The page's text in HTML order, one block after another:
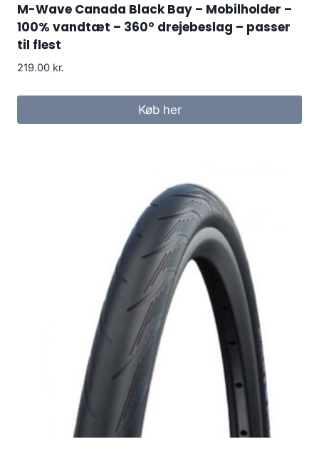
M-Wave Canada Black Bay – Mobilholder –
100% vandtæt – 360° drejebeslag – passer
til flest
219.00 kr.
Køb her